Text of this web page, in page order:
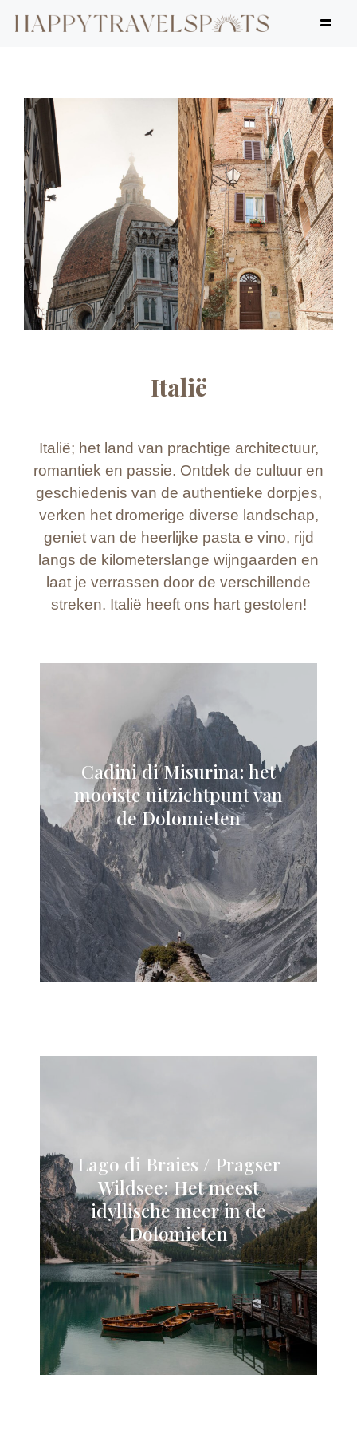
Italië
Italië; het land van prachtige architectuur,
romantiek en passie. Ontdek de cultuur en
geschiedenis van de authentieke dorpjes,
verken het dromerige diverse landschap,
geniet van de heerlijke pasta e vino, rijd
langs de kilometerslange wijngaarden en
laat je verrassen door de verschillende
streken. Italië heeft ons hart gestolen!
Cadini di Misurina: het
mooiste uitzichtpunt van
de Dolomieten
Lago di Braies / Pragser
Wildsee: Het meest
idyllische meer in de
Dolomieten